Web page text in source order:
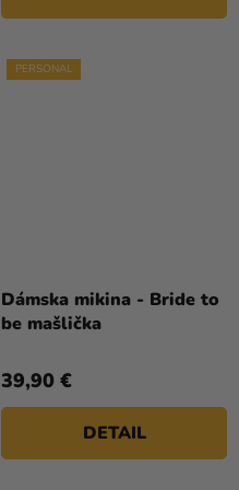
PERSONAL
Dámska mikina - Bride to
be mašlička
39,90 €
DETAIL